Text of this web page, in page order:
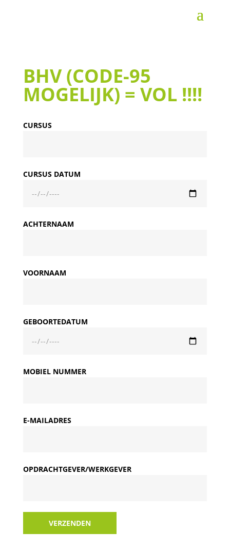
BHV (CODE-95
MOGELIJK) = VOL !!!!
CURSUS
CURSUS DATUM
ACHTERNAAM
VOORNAAM
GEBOORTEDATUM
MOBIEL NUMMER
E-MAILADRES
OPDRACHTGEVER/WERKGEVER
VERZENDEN